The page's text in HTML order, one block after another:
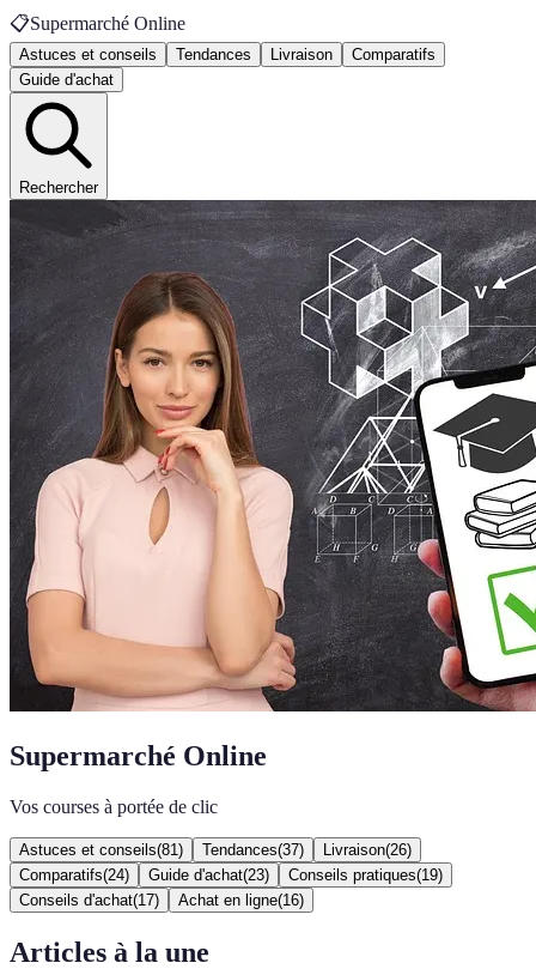
📋Supermarché Online
Astuces et conseils Tendances Livraison
Comparatifs
Guide d'achat
Rechercher
Supermarché Online
Vos courses à portée de clic
Astuces et conseils(81 ) Tendances(37) Livraison(26)
Comparatifs(24) Guide d'achat(23) Conseils pratiques(19)
Conseils d'achat(17) Achat en ligne(16)
Articles à la une